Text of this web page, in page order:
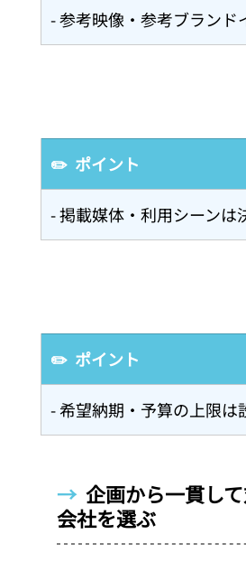
- 参考映像・参考ブランド
✏️  ポイント
- 掲載媒体・利用シーンは
✏️  ポイント
- 希望納期・予算の上限は
→ 企画から一貫し
会社を選ぶ